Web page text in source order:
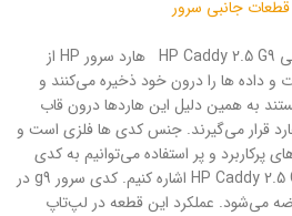
قطعات جانبی سرور
کدی 2.5 اینچی هارد سرور اچ پی HP Caddy 2.5 G9 هارد سرور HP از
و داده ها را درون خود ذخیره می‌کنند و
به همین دلیل این هاردها درون قاب
قرار می‌گیرند. جنس کدی ها فلزی است و
پرکاربرد و پر استفاده می‌توانیم به کدی
۲.۵ اینچی هارد سرور اچ پی HP Caddy 2.5 G9 اشاره کنیم. کدی سرور g9 در
می‌شود. عملکرد این قطعه‌ در لپ‌تاپ